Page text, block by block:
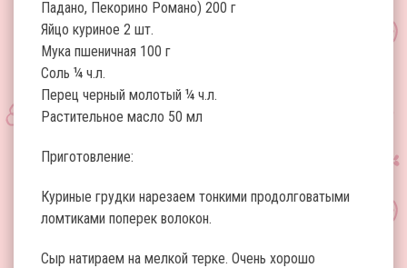
Падано, Пекорино Романо) 200 г
Яйцо куриное 2 шт.
Мука пшеничная 100 г
Соль ¼ ч.л.
Перец черный молотый ¼ ч.л.
Растительное масло 50 мл
Приготовление:
Куриные грудки нарезаем тонкими продолговатыми
ломтиками поперек волокон.
Сыр натираем на мелкой терке. Очень хорошо